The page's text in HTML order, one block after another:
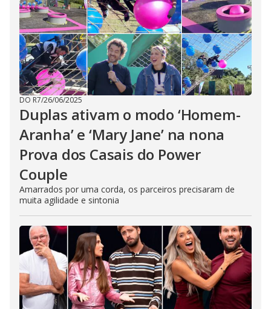
DO R7/26/06/2025
Duplas ativam o modo ‘Homem-
Aranha’ e ‘Mary Jane’ na nona
Prova dos Casais do Power
Couple
Amarrados por uma corda, os parceiros precisaram de
muita agilidade e sintonia